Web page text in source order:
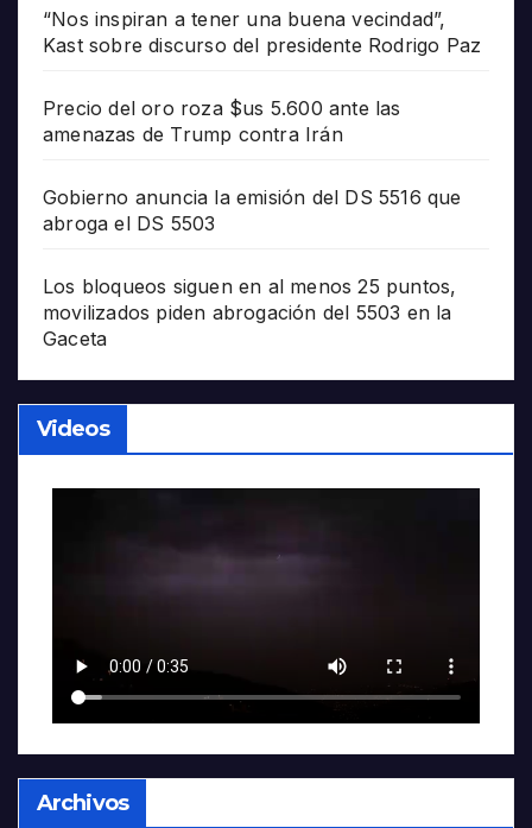
“Nos inspiran a tener una buena vecindad”,
Kast sobre discurso del presidente Rodrigo Paz
Precio del oro roza $us 5.600 ante las
amenazas de Trump contra Irán
Gobierno anuncia la emisión del DS 5516 que
abroga el DS 5503
Los bloqueos siguen en al menos 25 puntos,
movilizados piden abrogación del 5503 en la
Gaceta
Videos
Archivos